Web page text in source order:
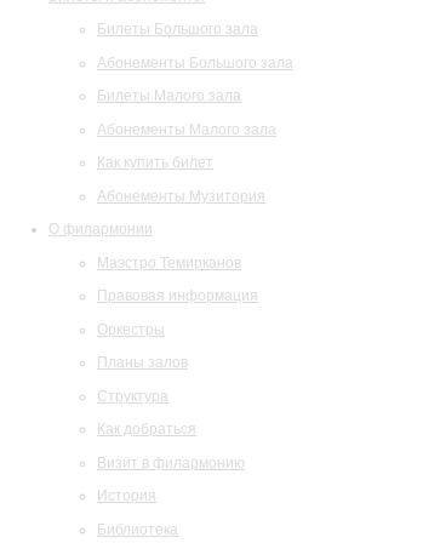
Билеты Большого зала
Абонементы Большого зала
Билеты Малого зала
Абонементы Малого зала
Как купить билет
Абонементы Музитория
О филармонии
Маэстро Темирканов
Правовая информация
Оркестры
Планы залов
Структура
Как добраться
Визит в филармонию
История
Библиотека